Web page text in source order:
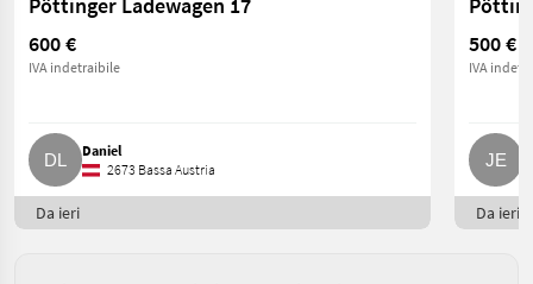
600 €
IVA indetraibile
Daniel
2673 Bassa Austria
Da ieri
500 €
IVA
Da ieri